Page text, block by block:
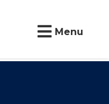
Menu